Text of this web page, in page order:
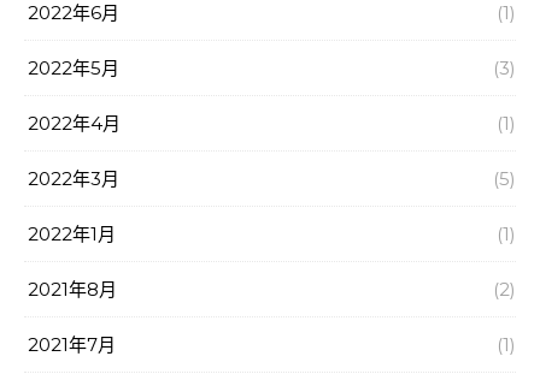
2022年6月 (1)
2022年5月 (3)
2022年4月 (1)
2022年3月 (5)
2022年1月 (1)
2021年8月 (2)
2021年7月 (1)